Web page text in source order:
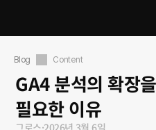
Blog Content
그로스·2026년 3월 6일
GA4 분석의 확장
필요한 이유